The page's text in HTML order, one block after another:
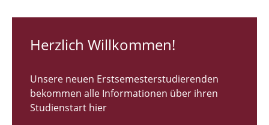
RUNDGANG 26
Bachelor Architektur
Herzlich Willkommen!
Unsere neuen Erstsemesterstudierenden
bekommen alle Informationen über ihren
Studienstart hier